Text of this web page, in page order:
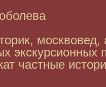
москвовед,
частные